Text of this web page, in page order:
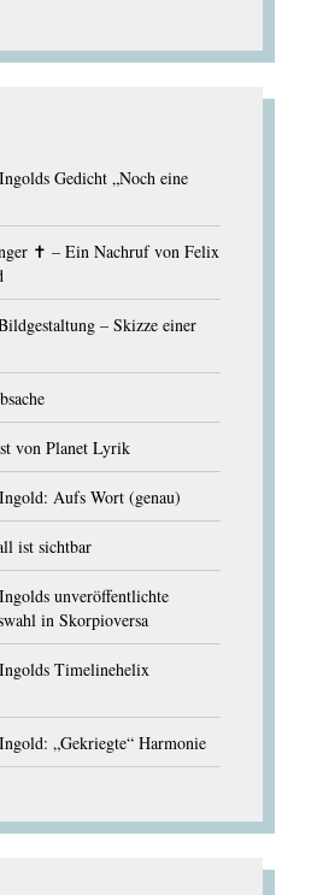
Gedicht „Noch eine
✝︎ – Ein Nachruf von Felix
– Skizze einer
von Planet Lyrik
Aufs Wort (genau)
ist sichtbar
unveröffentlichte
in Skorpioversa
Timelinehelix
„Gekriegte“ Harmonie